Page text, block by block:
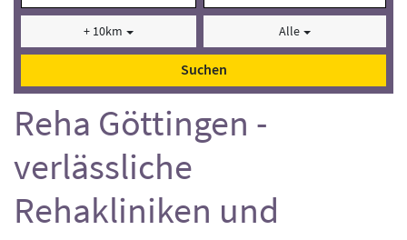
+ 10km Alle
Suchen
Reha Göttingen -
verlässliche
Rehakliniken und